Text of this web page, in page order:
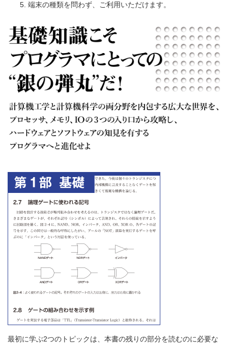
端末の種類を問わず、ご利用いただけます。
最初に学ぶ2つのトピックは、本書の残りの部分を読むのに必要な